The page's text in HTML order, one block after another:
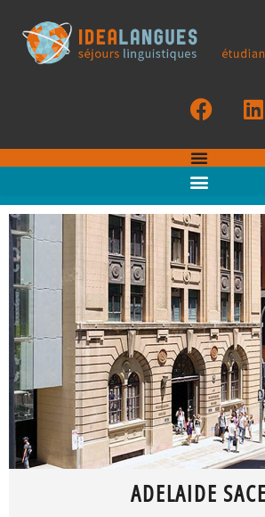
ADELAIDE SACE